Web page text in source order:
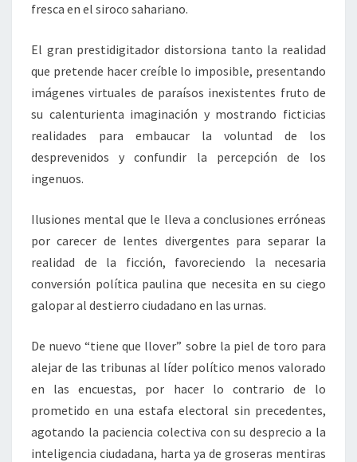
fresca en el siroco sahariano.
El gran prestidigitador distorsiona tanto la realidad
que pretende hacer creíble lo imposible, presentando
imágenes virtuales de paraísos inexistentes fruto de
su calenturienta imaginación y mostrando ficticias
realidades para embaucar la voluntad de los
desprevenidos y confundir la percepción de los
ingenuos.
Ilusiones mental que le lleva a conclusiones erróneas
por carecer de lentes divergentes para separar la
realidad de la ficción, favoreciendo la necesaria
conversión política paulina que necesita en su ciego
galopar al destierro ciudadano en las urnas.
De nuevo “tiene que llover” sobre la piel de toro para
alejar de las tribunas al líder político menos valorado
en las encuestas, por hacer lo contrario de lo
prometido en una estafa electoral sin precedentes,
agotando la paciencia colectiva con su desprecio a la
inteligencia ciudadana, harta ya de groseras mentiras